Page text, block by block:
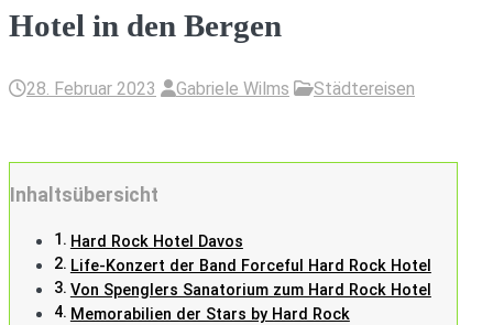
Hotel in den Bergen
28. Februar 2023 Gabriele Wilms Städtereisen
Inhaltsübersicht
Hard Rock Hotel Davos
Life-Konzert der Band Forceful Hard Rock Hotel
Von Spenglers Sanatorium zum Hard Rock Hotel
Memorabilien der Stars by Hard Rock